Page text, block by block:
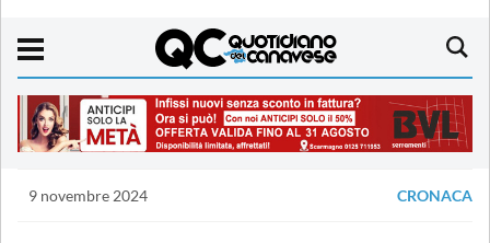
9 novembre 2024 CRONACA